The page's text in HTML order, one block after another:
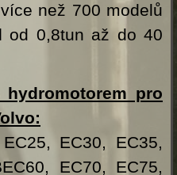
než 700 modelů
od 0,8tun až do 40
pro
EC30, EC35,
EC70, EC75,